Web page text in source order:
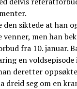
siktede at han
venner, men han
fra 10. januar.
en
deretter
dreid seg om en